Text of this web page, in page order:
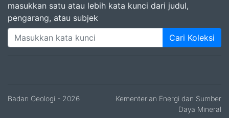
masukkan satu atau lebih kata kunci dari judul,
pengarang, atau subjek
Cari Koleksi
Badan Geologi - 2026
Kementerian Energi dan Sumber
Daya Mineral